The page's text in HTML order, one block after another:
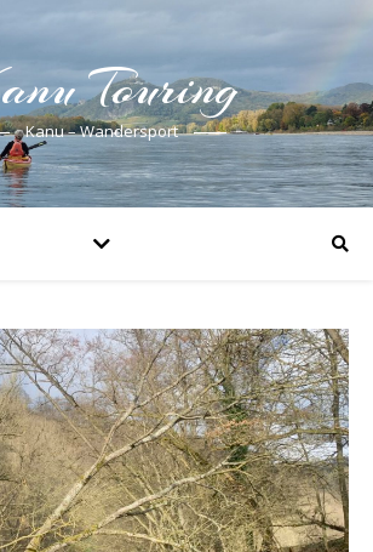
Touring
Kanu – Wandersport